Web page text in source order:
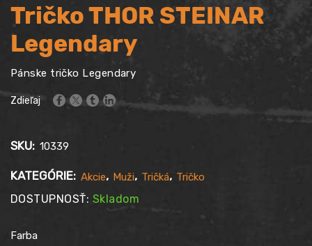
Tričko THOR STEINAR
Legendary
Pánske tričko Legendary
Zdieľaj
SKU: 10339
KATEGÓRIE: Akcie, Muži, Tričká, Tričko
DOSTUPNOSŤ: Skladom
Farba